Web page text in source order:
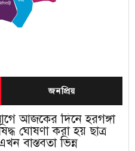
জনপ্রিয়
আজকের দিনে হরগঙ্গা
ঘোষণা করা হয় ছাত্র
বাস্তবতা ভিন্ন